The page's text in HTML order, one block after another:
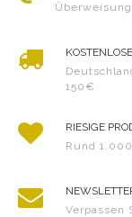
150€
RIESIGE
Rund
Verpassen